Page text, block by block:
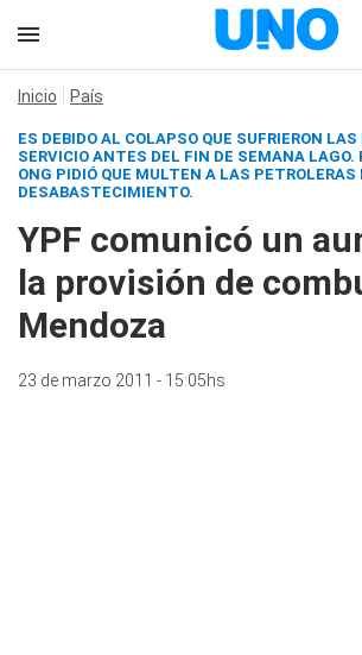
Inicio País
ES DEBIDO AL COLAPSO QUE SUFRIERON
SERVICIO ANTES DEL FIN DE SEMANA LAGO.
ONG PIDIÓ QUE MULTEN A LAS PETROLERAS
DESABASTECIMIENTO.
YPF comunicó un
la provisión de
Mendoza
23 de marzo 2011 - 15:05hs